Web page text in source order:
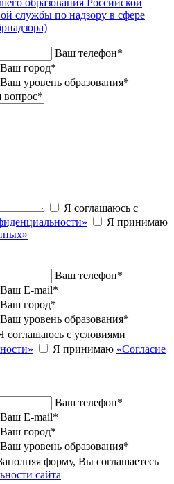
службы по надзору в сфере
Ваш телефон*
Ваш город*
Ваш уровень образования*
*
Я соглашаюсь с
Я принимаю
Ваш телефон*
Ваш E-mail*
Ваш город*
Ваш уровень образования*
соглашаюсь с условиями
Я принимаю «Согласие
Ваш телефон*
Ваш E-mail*
Ваш город*
Ваш уровень образования*
форму, Вы соглашаетесь
сайта